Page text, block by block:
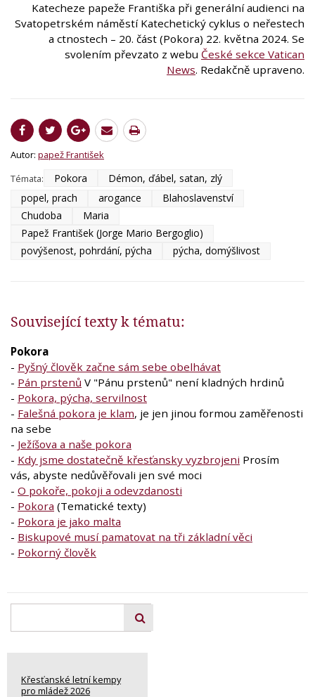
Katecheze papeže Františka při generální audienci na
Svatopetrském náměstí Katechetický cyklus o neřestech
a ctnostech – 20. část (Pokora) 22. května 2024. Se
svolením převzato z webu České sekce Vatican
News. Redakčně upraveno.
Autor: papež František
Témata:
Pokora
Démon, ďábel, satan, zlý
popel, prach
arogance
Blahoslavenství
Chudoba
Maria
Papež František (Jorge Mario Bergoglio)
povýšenost, pohrdání, pýcha
pýcha, domýšlivost
Související texty k tématu:
Pokora
- Pyšný člověk začne sám sebe obelhávat
- Pán prstenů V "Pánu prstenů" není kladných hrdinů
- Pokora, pýcha, servilnost
- Falešná pokora je klam, je jen jinou formou zaměřenosti
na sebe
- Ježíšova a naše pokora
- Kdy jsme dostatečně křesťansky vyzbrojeni Prosím
vás, abyste nedůvěřovali jen své moci
- O pokoře, pokoji a odevzdanosti
- Pokora (Tematické texty)
- Pokora je jako malta
- Biskupové musí pamatovat na tři základní věci
- Pokorný člověk
Křesťanské letní kempy
pro mládež 2026